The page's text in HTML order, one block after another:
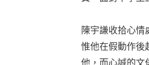
陳宇謙收拾心情
惟他在假動作後
他，而心誠的文